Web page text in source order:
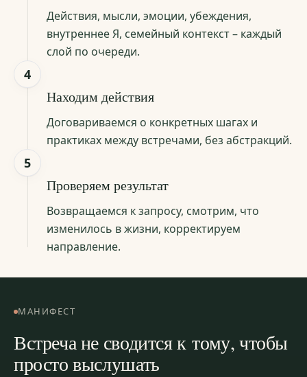
Действия, мысли, эмоции, убеждения,
внутреннее Я, семейный контекст – каждый
слой по очереди.
4
Находим действия
Договариваемся о конкретных шагах и
практиках между встречами, без абстракций.
5
Проверяем результат
Возвращаемся к запросу, смотрим, что
изменилось в жизни, корректируем
направление.
МАНИФЕСТ
Встреча не сводится к тому, чтобы
просто выслушать